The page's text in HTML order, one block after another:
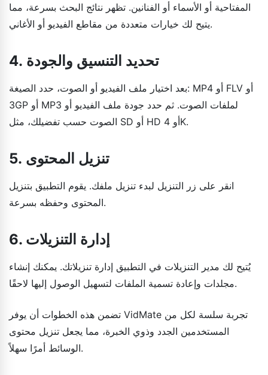
المفتاحية أو الأسماء أو الفنانين. تظهر نتائج البحث بسرعة، مما
يتيح لك خيارات متعددة من مقاطع الفيديو أو الأغاني.
4. تحديد التنسيق والجودة
بعد اختيار ملف الفيديو أو الصوت، حدد الصيغة: MP4 أو FLV أو
3GP أو MP3 لملفات الصوت. ثم حدد جودة ملف الفيديو أو
الصوت حسب تفضيلك، مثل SD أو HD أو 4K.
5. تنزيل المحتوى
انقر على زر التنزيل لبدء تنزيل ملفك. يقوم التطبيق بتنزيل
المحتوى وحفظه بسرعة.
6. إدارة التنزيلات
يُتيح لك مدير التنزيلات في التطبيق إدارة تنزيلاتك. يمكنك إنشاء
مجلدات وإعادة تسمية الملفات لتسهيل الوصول إليها لاحقًا.
تضمن هذه الخطوات أن يوفر VidMate تجربة سلسة لكل من
المستخدمين الجدد وذوي الخبرة، مما يجعل تنزيل محتوى
الوسائط أمرًا سهلاً.